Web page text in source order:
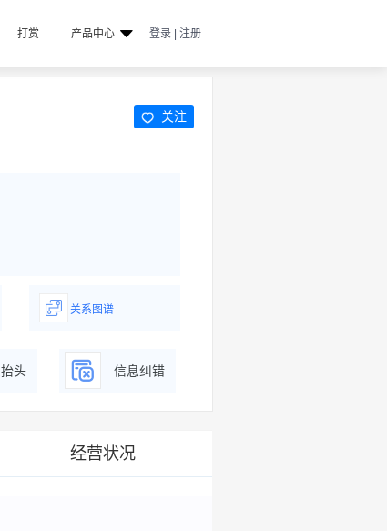
打赏 产品中心 登录 | 注册
关注
关系图谱
头 信息纠错
经营状况